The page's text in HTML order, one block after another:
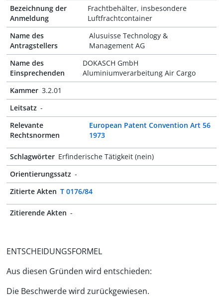
Bezeichnung der
Anmeldung
Frachtbehälter, insbesondere
Luftfrachtcontainer
Name des
Antragstellers
Alusuisse Technology &
Management AG
Name des
Einsprechenden
DOKASCH GmbH
Aluminiumverarbeitung Air Cargo
Kammer 3.2.01
Leitsatz -
Relevante
Rechtsnormen
European Patent Convention Art 56
1973
Schlagwörter Erfinderische Tätigkeit (nein)
Orientierungssatz -
Zitierte Akten T 0176/84
Zitierende Akten -
ENTSCHEIDUNGSFORMEL
Aus diesen Gründen wird entschieden:
Die Beschwerde wird zurückgewiesen.